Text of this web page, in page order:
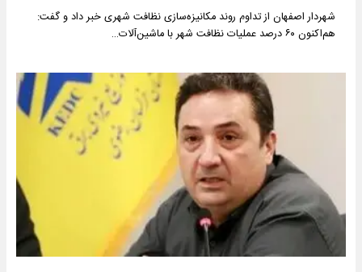
شهردار اصفهان از تداوم روند مکانیزه‌سازی نظافت شهری خبر داد و گفت:
هم‌اکنون ۶۰ درصد عملیات نظافت شهر با ماشین‌آلات…